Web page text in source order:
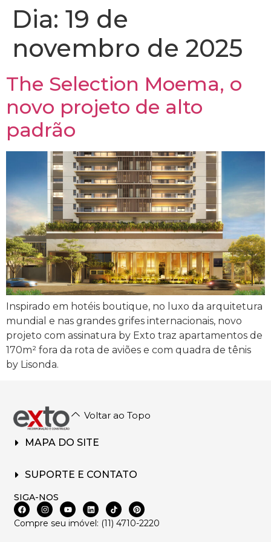
Dia: 19 de
novembro de 2025
The Selection Moema, o
novo projeto de alto
padrão
Inspirado em hotéis boutique, no luxo da arquitetura
mundial e nas grandes grifes internacionais, novo
projeto com assinatura by Exto traz apartamentos de
170m² fora da rota de aviões e com quadra de tênis
by Lisonda.
MAPA DO SITE
SUPORTE E CONTATO
SIGA-NOS
Compre seu imóvel: (11) 4710-2220
Voltar ao Topo